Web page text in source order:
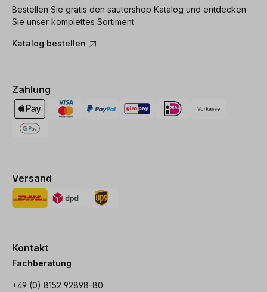
Bestellen Sie gratis den sautershop Katalog und entdecken
Sie unser komplettes Sortiment.
Katalog bestellen
Zahlung
Versand
Kontakt
Fachberatung
+49 (0) 8152 92898-80